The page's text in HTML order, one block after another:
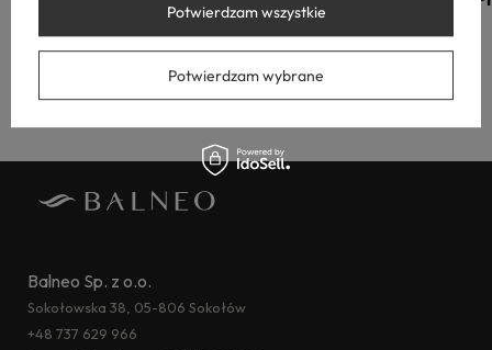
Przejdź do sklepu
Balneo Sp. z o.o.
Sokołowska 38, 05-806 Sokołów
+48 737 629 966
Potwierdzam wybrane
Potwierdzam wszystkie